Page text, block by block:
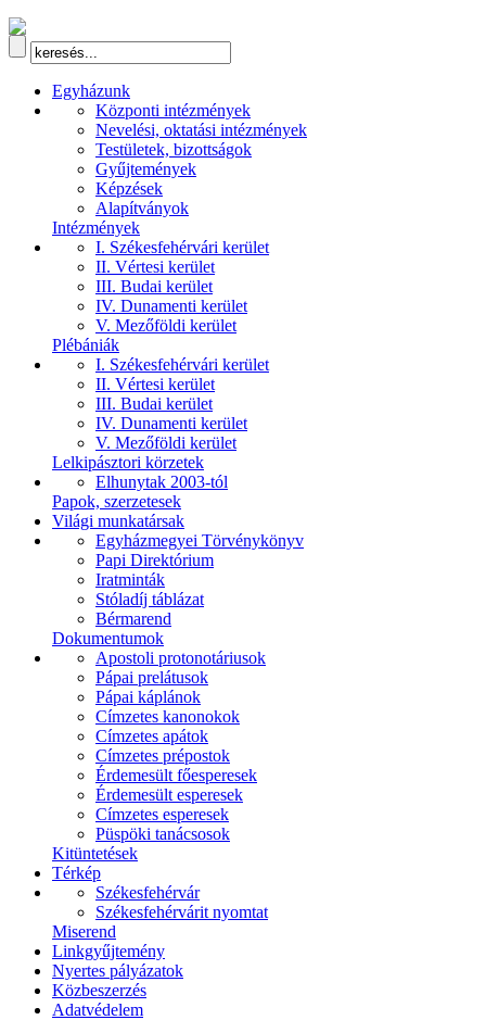
Egyházunk
Központi intézmények
Nevelési, oktatási intézmények
Testületek, bizottságok
Gyűjtemények
Képzések
Alapítványok
Intézmények
I. Székesfehérvári kerület
II. Vértesi kerület
III. Budai kerület
IV. Dunamenti kerület
V. Mezőföldi kerület
Plébániák
I. Székesfehérvári kerület
II. Vértesi kerület
III. Budai kerület
IV. Dunamenti kerület
V. Mezőföldi kerület
Lelkipásztori körzetek
Elhunytak 2003-tól
Papok, szerzetesek
Világi munkatársak
Egyházmegyei Törvénykönyv
Papi Direktórium
Iratminták
Stóladíj táblázat
Bérmarend
Dokumentumok
Apostoli protonotáriusok
Pápai prelátusok
Pápai káplánok
Címzetes kanonokok
Címzetes apátok
Címzetes prépostok
Érdemesült főesperesek
Érdemesült esperesek
Címzetes esperesek
Püspöki tanácsosok
Kitüntetések
Térkép
Székesfehérvár
Székesfehérvárit nyomtat
Miserend
Linkgyűjtemény
Nyertes pályázatok
Közbeszerzés
Adatvédelem